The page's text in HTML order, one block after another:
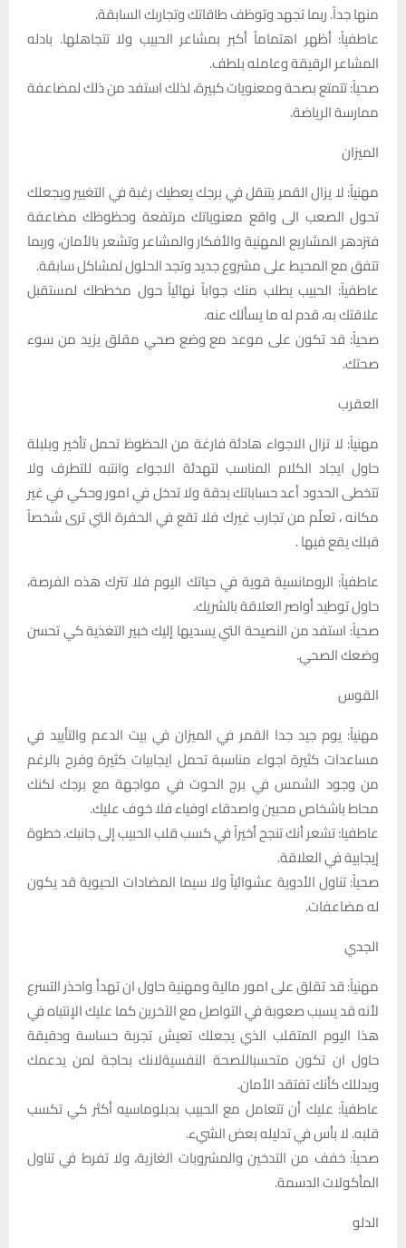
منها جداً. ربما تجهد وتوظف طاقاتك وتجاربك السابقة.
عاطفياً: أظهر اهتماماً أكبر بمشاعر الحبيب ولا تتجاهلها. بادله
المشاعر الرقيقة وعامله بلطف.
صحياً: تتمتع بصحة ومعنويات كبيرة، لذلك استفد من ذلك لمضاعفة
ممارسة الرياضة.
الميزان
مهنياً: لا يزال القمر يتنقل في برجك يعطيك رغبة في التغيير ويجعلك
تحول الصعب الى واقع معنوياتك مرتفعة وحظوظك مضاعفة
فتزدهر المشاريع المهنية والأفكار والمشاعر وتشعر بالأمان، وربما
تتفق مع المحيط على مشروع جديد وتجد الحلول لمشاكل سابقة.
عاطفياً: الحبيب يطلب منك جواباً نهائياً حول مخططك لمستقبل
علاقتك به، قدم له ما يسألك عنه.
صحياً: قد تكون على موعد مع وضع صحي مقلق يزيد من سوء
صحتك.
العقرب
مهنياً: لا تزال الاجواء هادئة فارغة من الحظوظ تحمل تأخير وبلبلة
حاول ايجاد الكلام المناسب لتهدئة الاجواء وانتبه للتطرف ولا
تتخطى الحدود أعد حساباتك بدقة ولا تدخل في امور وحكي في غير
مكانه ، تعلّم من تجارب غيرك فلا تقع في الحفرة التي ترى شخصاً
قبلك يقع فيها .
عاطفياً: الرومانسية قوية في حياتك اليوم فلا تترك هذه الفرصة،
حاول توطيد أواصر العلاقة بالشريك.
صحياً: استفد من النصيحة التي يسديها إليك خبير التغذية كي تحسن
وضعك الصحي.
القوس
مهنياً: يوم جيد جدا القمر في الميزان في بيت الدعم والتأييد في
مساعدات كثيرة اجواء مناسبة تحمل ايجابيات كثيرة وفرح بالرغم
من وجود الشمس في برج الحوت في مواجهة مع برجك لكنك
محاط باشخاص محبين واصدقاء اوفياء فلا خوف عليك.
عاطفيا: تشعر أنك تنجح أخيراً في كسب قلب الحبيب إلى جانبك. خطوة
إيجابية في العلاقة.
صحياً: تناول الأدوية عشوائياً ولا سيما المضادات الحيوية قد يكون
له مضاعفات.
الجدي
مهنياً: قد تقلق على امور مالية ومهنية حاول ان تهدأ واحذر التسرع
لأنه قد يسبب صعوبة في التواصل مع الآخرين كما عليك الإنتباه في
هذا اليوم المتقلب الذي يجعلك تعيش تجربة حساسة ودقيقة
حاول ان تكون متحسباللصحة النفسيةلانك بحاجة لمن يدعمك
ويدللك كأنك تفتقد الأمان.
عاطفياً: عليك أن تتعامل مع الحبيب بدبلوماسيه أكثر كي تكسب
قلبه. لا بأس في تدليله بعض الشيء.
صحياً: خفف من التدخين والمشروبات الغازية، ولا تفرط في تناول
المأكولات الدسمة.
الدلو